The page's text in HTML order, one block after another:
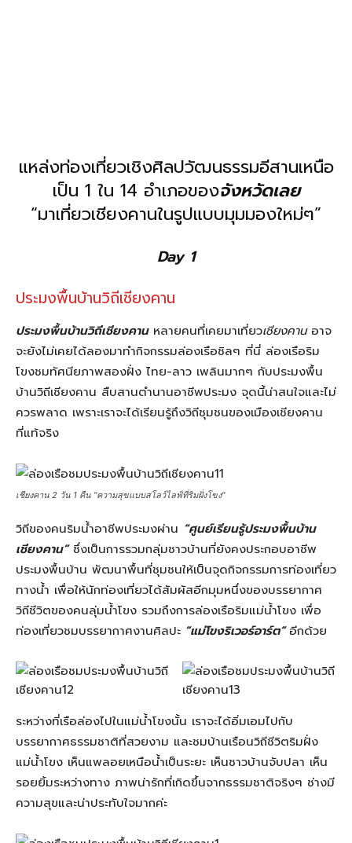
แหล่งท่องเที่ยวเชิงศิลปวัฒนธรรมอีสานเหนือ
เป็น 1 ใน 14 อำเภอของจังหวัดเลย
“มาเที่ยวเชียงคานในรูปแบบมุมมองใหม่ๆ”
Day 1
ประมงพื้นบ้านวิถีเชียงคาน
ประมงพื้นบ้านวิถีเชียงคานหลายคนที่เคยมาเที่ยวเชียงคานอาจ
จะยังไม่เคยได้ลองมาทำกิจกรรมล่องเรือชิลๆ ที่นี่ ล่องเรือริม
โขงชมทัศนียภาพสองฝั่ง ไทย-ลาว เพลินมากๆ กับประมงพื้น
บ้านวิถีเชียงคาน สืบสานตำนานอาชีพประมง จุดนี้น่าสนใจและไม่
ควรพลาด เพราะเราจะได้เรียนรู้ถึงวิถีชุมชนของเมืองเชียงคาน
ที่แท้จริง
เชียงคาน 2 วัน 1 คืน "ความสุขแบบสโลว์ไลฟ์ที่ริมฝั่งโขง"
วิถีของคนริมน้ำอาชีพประมงผ่าน “ศูนย์เรียนรู้ประมงพื้นบ้าน
เชียงคาน”ซึ่งเป็นการรวมกลุ่มชาวบ้านที่ยังคงประกอบอาชีพ
ประมงพื้นบ้าน พัฒนาพื้นที่ชุมชนให้เป็นจุดกิจกรรมการท่องเที่ยว
ทางน้ำ เพื่อให้นักท่องเที่ยวได้สัมผัสอีกมุมหนึ่งของบรรยากาศ
วิถีชีวิตของคนลุ่มน้ำโขง รวมถึงการล่องเรือริมแม่น้ำโขง เพื่อ
ท่องเที่ยวชมบรรยากาศงานศิลปะ ”แม่โขงริเวอร์อาร์ต”อีกด้วย
ระหว่างที่เรือล่องไปในแม่น้ำโขงนั้น เราจะได้อิ่มเอมไปกับ
บรรยากาศธรรมชาติที่สวยงาม และชมบ้านเรือนวิถีชีวิตริมฝั่ง
แม่น้ำโขง เห็นแพลอยเหนือน้ำเป็นระยะ เห็นชาวบ้านจับปลา เห็น
รอยยิ้มระหว่างทาง ภาพน่ารักที่เกิดขึ้นจากธรรมชาติจริงๆ ช่างมี
ความสุขและน่าประทับใจมากค่ะ